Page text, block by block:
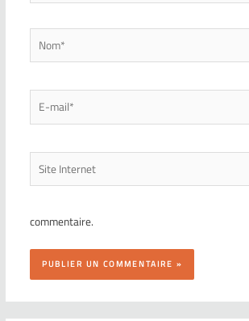
commentaire.